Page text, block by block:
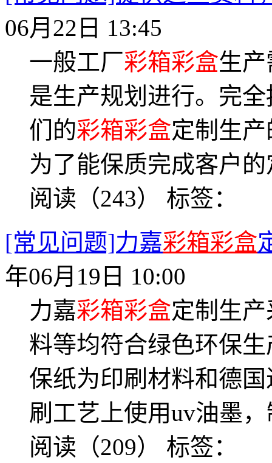
06月22日 13:45
一般工厂彩箱彩盒生
是生产规划进行。完
们的彩箱彩盒定制生
为了能保质完成客户
阅读（243） 标签：
[常见问题]力嘉彩箱彩盒
年06月19日 10:00
力嘉彩箱彩盒定制生
料等均符合绿色环保
保纸为印刷材料和德
刷工艺上使用uv油墨
阅读（209） 标签：